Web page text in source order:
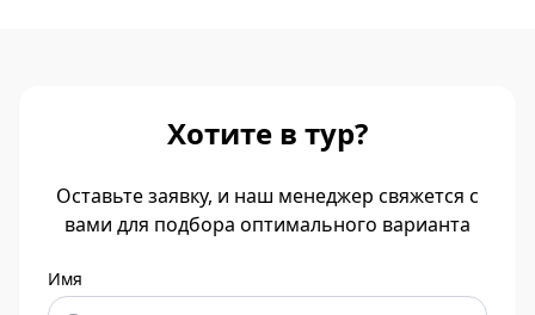
Хотите в тур?
Оставьте заявку, и наш менеджер свяжется с
вами для подбора оптимального варианта
Имя